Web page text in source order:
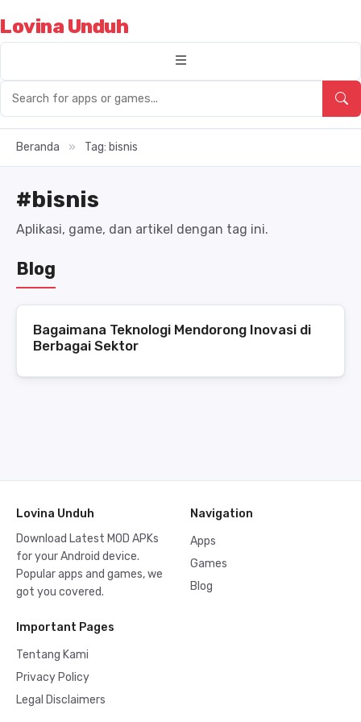
Lovina Unduh
Beranda » Tag: bisnis
#bisnis
Aplikasi, game, dan artikel dengan tag ini.
Blog
Bagaimana Teknologi Mendorong Inovasi di
Berbagai Sektor
Lovina Unduh
Download Latest MOD APKs
for your Android device.
Popular apps and games, we
got you covered.
Navigation
Apps
Games
Blog
Important Pages
Tentang Kami
Privacy Policy
Legal Disclaimers